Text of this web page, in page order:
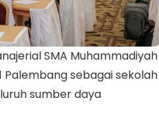
SMA Muhammadiyah
Palembang sebagai sekolah
sumber daya